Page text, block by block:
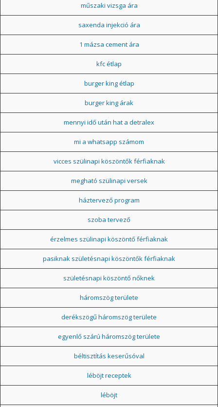
műszaki vizsga ára
saxenda injekció ára
1 mázsa cement ára
kfc étlap
burger king étlap
burger king árak
mennyi idő után hat a detralex
mi a whatsapp számom
vicces szülinapi köszöntők férfiaknak
megható szülinapi versek
háztervező program
szoba tervező
érzelmes szülinapi köszöntő férfiaknak
pasiknak születésnapi köszöntők férfiaknak
születésnapi köszöntő nőknek
háromszög területe
derékszögű háromszög területe
egyenlő szárú háromszög területe
béltisztítás keserűsóval
léböjt receptek
léböjt